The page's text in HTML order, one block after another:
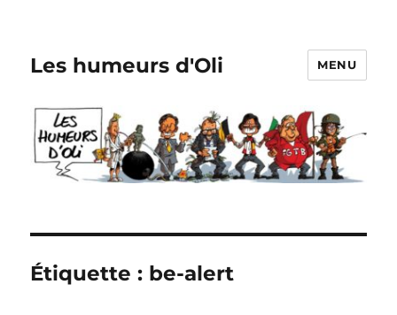
Les humeurs d'Oli MENU
Étiquette : be-alert